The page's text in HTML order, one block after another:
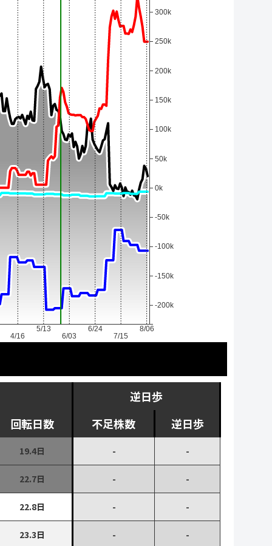
4/16
5/13
6/03
6/24
7/15
8/06
-200k
-150k
-100k
-50k
0k
50k
100k
150k
200k
250k
300k
逆日歩
回転日数
不足株数 逆日歩
19.4日 - -
22.7日 - -
22.8日 - -
23.3日 - -